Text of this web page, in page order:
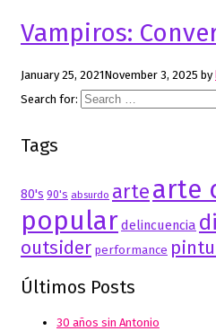
Vampiros:
January 25, 2021November 3, 2025 by
Search for:
Tags
80's 90's absurdo artearte
populardelincuencia
outsider performance
Últimos Posts
30 años sin Antonio